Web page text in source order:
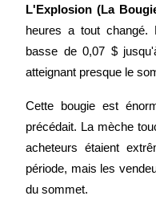
Blocages BTR
Des investissements
L'Explosion (La
heures a tout
basse de 0,07 $
atteignant presque le
Cette bougie est
précédait. La mèche
acheteurs étaient
période, mais les
du sommet.